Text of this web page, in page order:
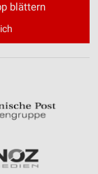
blättern